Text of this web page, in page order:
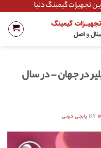
تجهیزات گیمینگ دنیا
در جهان – در سال
BY پابجی دونی